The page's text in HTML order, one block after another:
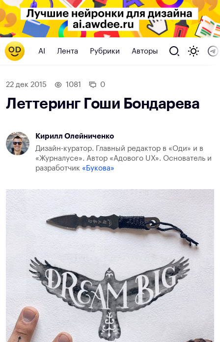
AI Лента Рубрики Авторы
22 дек 2015 1081 0
Леттеринг Гоши Бондарева
Кирилл Олейниченко
Дизайн-куратор. Главный редактор в «Оди» и в
«Журналусе». Автор «Адового UX». Основатель и
разработчик «Букова»